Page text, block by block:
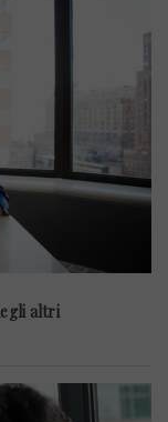
altri